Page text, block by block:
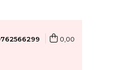
0,00